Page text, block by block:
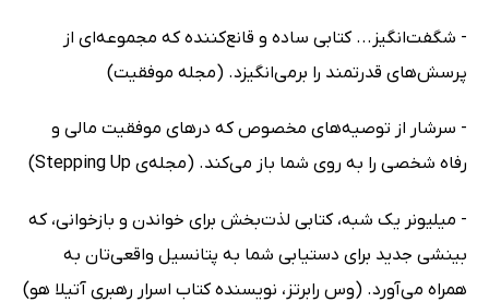
- شگفت‌انگیز... کتابی ساده و قانع‌کننده که مجموعه‌ای از
پرسش‌های قدرتمند را برمی‌انگیزد. (مجله موفقیت)
- سرشار از توصیه‌های مخصوص که درهای موفقیت مالی و
رفاه شخصی را به روی شما باز می‌کند. (مجله‌ی Stepping Up)
- میلیونر یک شبه، کتابی لذت‌بخش برای خواندن و بازخوانی، که
بینشی جدید برای دستیابی شما به پتانسیل واقعی‌تان به
همراه می‌آورد. (وس رابرتز، نویسنده کتاب اسرار رهبری آتیلا هو)